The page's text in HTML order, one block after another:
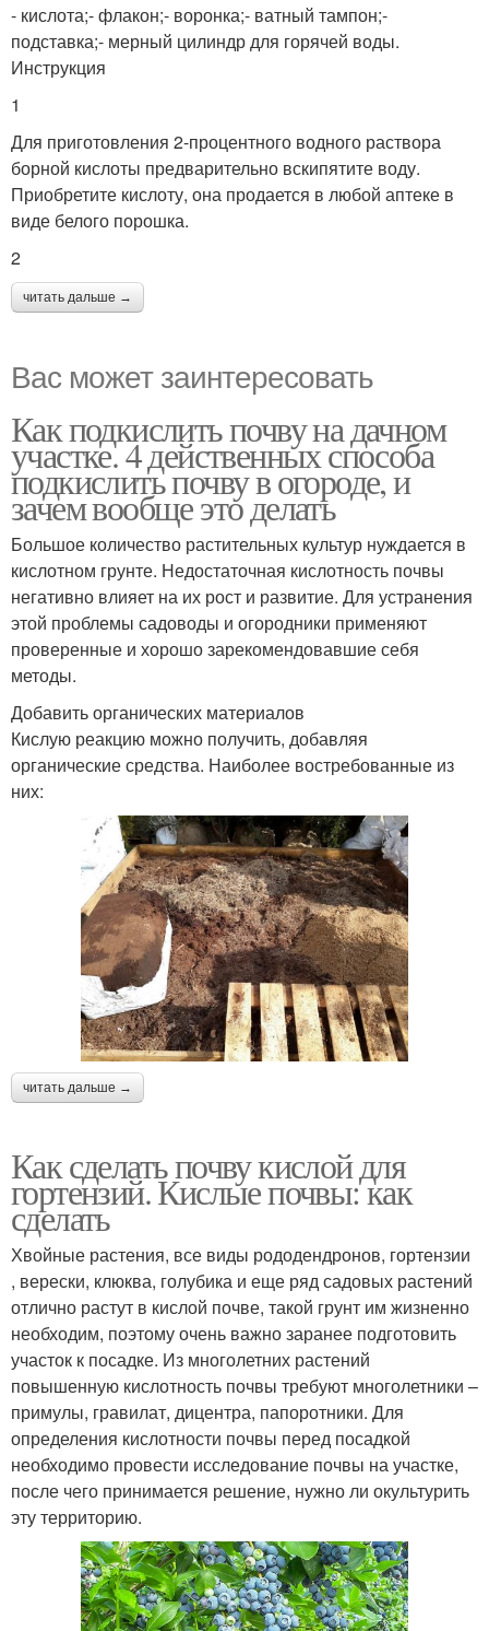
- кислота;- флакон;- воронка;- ватный тампон;-
подставка;- мерный цилиндр для горячей воды.
Инструкция
1
Для приготовления 2-процентного водного раствора
борной кислоты предварительно вскипятите воду.
Приобретите кислоту, она продается в любой аптеке в
виде белого порошка.
2
читать дальше →
Вас может заинтересовать
Как подкислить почву на дачном
участке. 4 действенных способа
подкислить почву в огороде, и
зачем вообще это делать
Большое количество растительных культур нуждается в
кислотном грунте. Недостаточная кислотность почвы
негативно влияет на их рост и развитие. Для устранения
этой проблемы садоводы и огородники применяют
проверенные и хорошо зарекомендовавшие себя
методы.
Добавить органических материалов
Кислую реакцию можно получить, добавляя
органические средства. Наиболее востребованные из
них:
читать дальше →
Как сделать почву кислой для
гортензий. Кислые почвы: как
сделать
Хвойные растения, все виды рододендронов, гортензии
, верески, клюква, голубика и еще ряд садовых растений
отлично растут в кислой почве, такой грунт им жизненно
необходим, поэтому очень важно заранее подготовить
участок к посадке. Из многолетних растений
повышенную кислотность почвы требуют многолетники –
примулы, гравилат, дицентра, папоротники. Для
определения кислотности почвы перед посадкой
необходимо провести исследование почвы на участке,
после чего принимается решение, нужно ли окультурить
эту территорию.